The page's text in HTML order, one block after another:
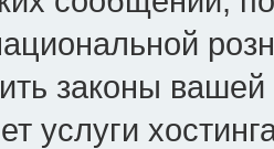
законы
услуги